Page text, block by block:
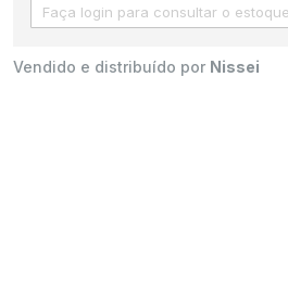
Vendido e distribuído por Nissei